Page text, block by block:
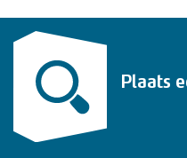
voorzien van elektrische
badkamer beschikt over
Via een vaste trap is de
zolder is in gebruik als
tevens de Nefit C.V.-ketel uit
Plaats